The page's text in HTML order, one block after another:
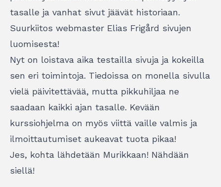
tasalle ja vanhat sivut jäävät historiaan.
Suurkiitos webmaster Elias Frigård sivujen
luomisesta!
Nyt on loistava aika testailla sivuja ja kokeilla
sen eri toimintoja. Tiedoissa on monella sivulla
vielä päivitettävää, mutta pikkuhiljaa ne
saadaan kaikki ajan tasalle. Kevään
kurssiohjelma on myös viittä vaille valmis ja
ilmoittautumiset aukeavat tuota pikaa!
Jes, kohta lähdetään Murikkaan! Nähdään
siellä!